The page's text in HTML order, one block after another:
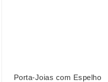
Porta-Joias com Espelho